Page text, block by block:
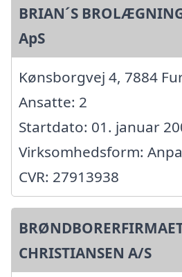
BRIAN´S
ApS
Kønsborgvej 4, 7884
Ansatte: 2
Startdato: 01. januar
Virksomhedsform:
CVR: 27913938
CHRISTIANSEN A/S